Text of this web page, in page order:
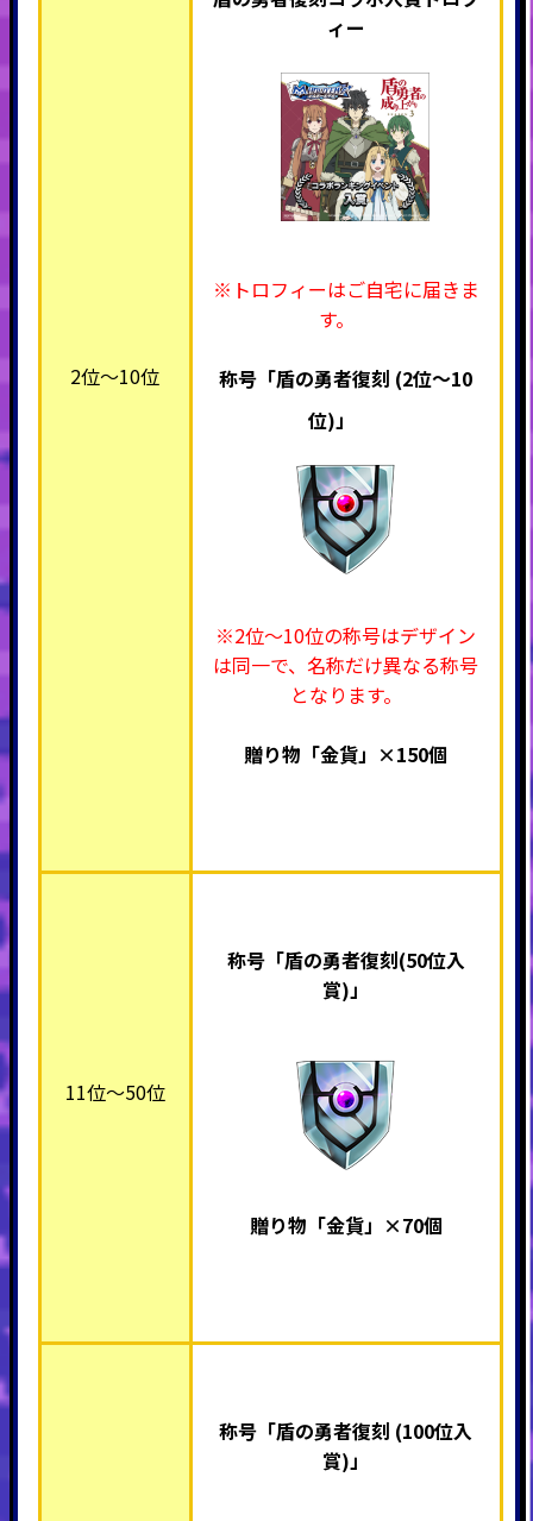
2位～10位
ィー
※トロフィーはご自宅に届きま
す。
称号「盾の勇者復刻 (2位～10
位)」
※2位～10位の称号はデザイン
は同一で、名称だけ異なる称号
となります。
贈り物「金貨」×150個
11位～50位
称号「盾の勇者復刻(50位入
賞)」
贈り物「金貨」×70個
称号「盾の勇者復刻 (100位入
賞)」